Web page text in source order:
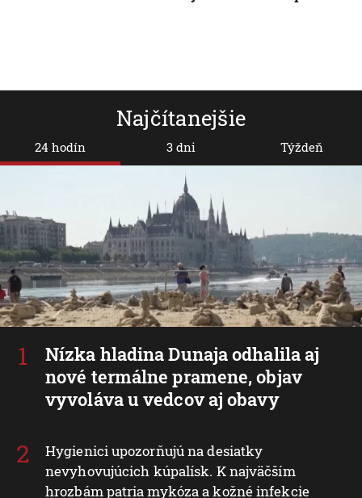
Najčítanejšie
24 hodín
Nízka hladina Dunaja odhalila aj
nové termálne pramene, objav
vyvoláva u vedcov aj obavy
Hygienici upozorňujú na desiatky
nevyhovujúcich kúpalísk. K najväčším
hrozbám patria mykóza a kožné infekcie
3 dni Týždeň